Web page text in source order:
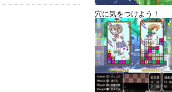
穴に気をつけよう！